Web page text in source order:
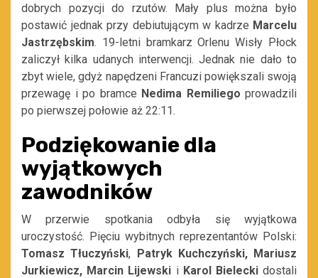
dobrych pozycji do rzutów. Mały plus można było
postawić jednak przy debiutującym w kadrze Marcelu
Jastrzębskim. 19-letni bramkarz Orlenu Wisły Płock
zaliczył kilka udanych interwencji. Jednak nie dało to
zbyt wiele, gdyż napędzeni Francuzi powiększali swoją
przewagę i po bramce Nedima Remiliego prowadzili
po pierwszej połowie aż 22:11.
Podziękowanie dla
wyjątkowych
zawodników
W przerwie spotkania odbyła się wyjątkowa
uroczystość. Pięciu wybitnych reprezentantów Polski:
Tomasz Tłuczyński, Patryk Kuchczyński, Mariusz
Jurkiewicz, Marcin Lijewski i Karol Bieleckidostali